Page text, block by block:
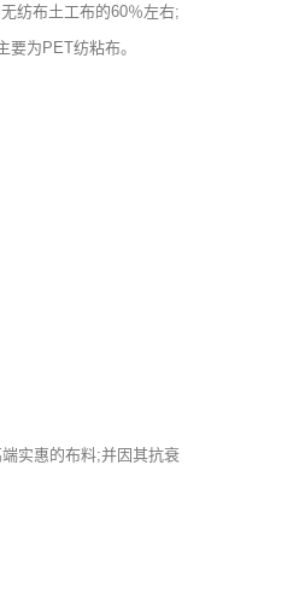
纺布土工布的60％左右;
为PET纺粘布。
实惠的布料;并因其抗衰